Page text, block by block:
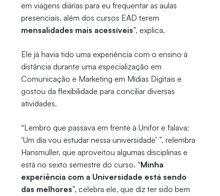
em viagens diárias para eu frequentar as aulas
presenciais, além dos cursos EAD terem
mensalidades mais acessíveis”, explica.
Ele já havia tido uma experiência com o ensino à
distância durante uma especialização em
Comunicação e Marketing em Mídias Digitais e
gostou da flexibilidade para conciliar diversas
atividades.
“Lembro que passava em frente à Unifor e falava:
‘Um dia vou estudar nessa universidade’ ”, relembra
Hansmuller, que aproveitou algumas disciplinas e
está no sexto semestre do curso. “Minha
experiência com a Universidade está sendo
das melhores”, celebra ele, que diz ter sido bem